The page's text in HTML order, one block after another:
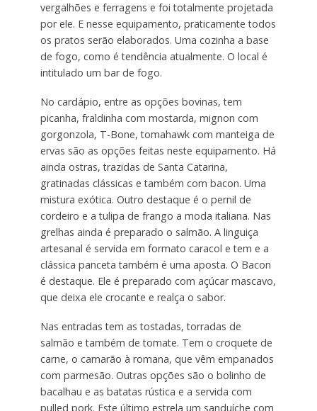
vergalhões e ferragens e foi totalmente projetada
por ele. E nesse equipamento, praticamente todos
os pratos serão elaborados. Uma cozinha a base
de fogo, como é tendência atualmente. O local é
intitulado um bar de fogo.
No cardápio, entre as opções bovinas, tem
picanha, fraldinha com mostarda, mignon com
gorgonzola, T-Bone, tomahawk com manteiga de
ervas são as opções feitas neste equipamento. Há
ainda ostras, trazidas de Santa Catarina,
gratinadas clássicas e também com bacon. Uma
mistura exótica. Outro destaque é o pernil de
cordeiro e a tulipa de frango a moda italiana. Nas
grelhas ainda é preparado o salmão. A linguiça
artesanal é servida em formato caracol e tem e a
clássica panceta também é uma aposta. O Bacon
é destaque. Ele é preparado com açúcar mascavo,
que deixa ele crocante e realça o sabor.
Nas entradas tem as tostadas, torradas de
salmão e também de tomate. Tem o croquete de
carne, o camarão à romana, que vêm empanados
com parmesão. Outras opções são o bolinho de
bacalhau e as batatas rústica e a servida com
pulled pork. Este último estrela um sanduíche com